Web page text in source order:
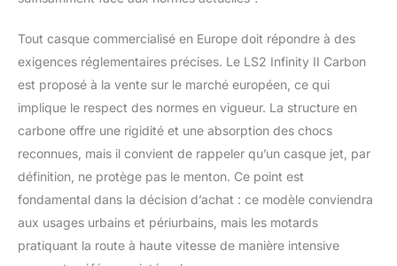
Tout casque commercialisé en Europe doit répondre à des
exigences réglementaires précises. Le LS2 Infinity II Carbon
est proposé à la vente sur le marché européen, ce qui
implique le respect des normes en vigueur. La structure en
carbone offre une rigidité et une absorption des chocs
reconnues, mais il convient de rappeler qu’un casque jet, par
définition, ne protège pas le menton. Ce point est
fondamental dans la décision d’achat : ce modèle conviendra
aux usages urbains et périurbains, mais les motards
pratiquant la route à haute vitesse de manière intensive